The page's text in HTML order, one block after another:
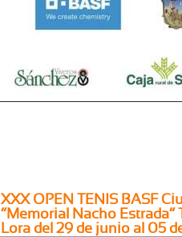
XXX OPEN TENIS BASF
“Memorial Nacho Estrada”
Lora del 29 de junio al 05